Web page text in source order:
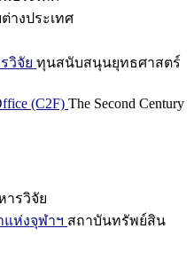
างประเทศ
วิจัย ทุนสนับสนุนยุทธศาสตร์
(C2F) The Second Century
ารวิจัย
ห่งจุฬาฯ สถาบันทรัพย์สิน